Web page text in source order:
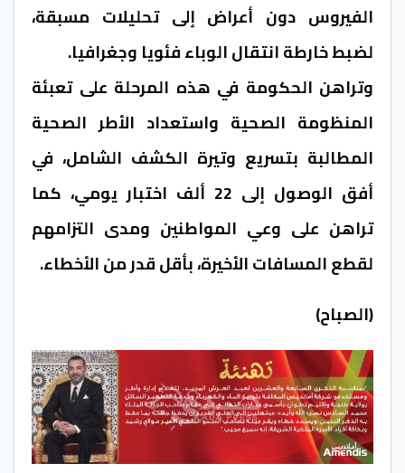
الفيروس دون أعراض إلى تحليلات مسبقة،
لضبط خارطة انتقال الوباء فئويا وجغرافيا.
وتراهن الحكومة في هذه المرحلة على تعبئة
المنظومة الصحية واستعداد الأطر الصحية
المطالبة بتسريع وتيرة الكشف الشامل، في
أفق الوصول إلى 22 ألف اختبار يومي، كما
تراهن على وعي المواطنين ومدى التزامهم
لقطع المسافات الأخيرة، بأقل قدر من الأخطاء.
(الصباح)